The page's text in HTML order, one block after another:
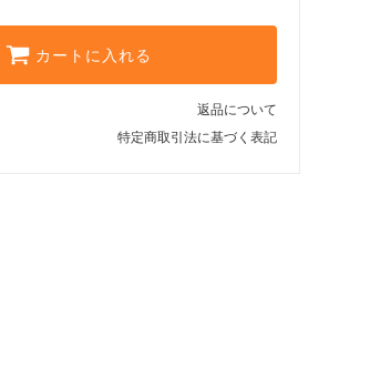
カートに入れる
返品について
特定商取引法に基づく表記